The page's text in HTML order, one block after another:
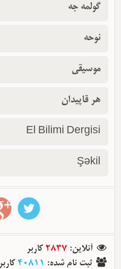
گولمه جه
نوحه
موسیقی
هر قاپیدان
El Bilimi Dergisi
Şəkil
آنلاین:
2837 کاربر
ثبت نام شده:
40811 کاربر